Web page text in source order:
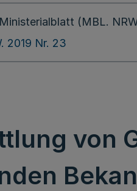
Ministerialblatt (MBL.
2019 Nr. 23
von